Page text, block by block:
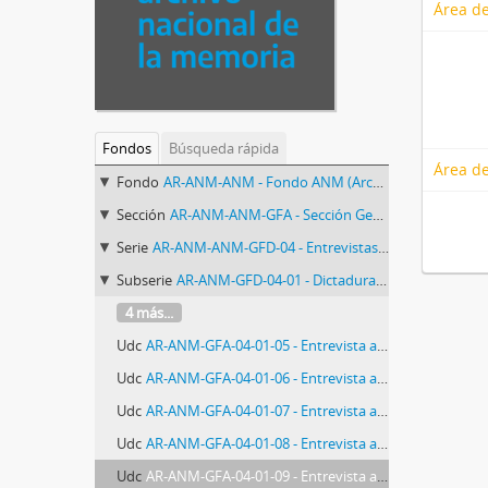
Fondos
Búsqueda rápida
Fondo AR-ANM-ANM - Fondo ANM (Archivo Nacional de la Memoria)
Sección AR-ANM-ANM-GFA - Sección Gestión de Fondos Audiovisuales del ANM
Serie AR-ANM-ANM-GFD-04 - Entrevistas Archivo Oral
Subserie AR-ANM-GFD-04-01 - Dictadura: a 30 años del Golpe
4 más...
Udc AR-ANM-GFA-04-01-05 - Entrevista a Dora BARRANCOS
Udc AR-ANM-GFA-04-01-06 - Entrevista a Estela CALCAGNO
Udc AR-ANM-GFA-04-01-07 - Entrevista a Andrés RIVERA
Udc AR-ANM-GFA-04-01-08 - Entrevista a Daniel FEIRESTEIN
Udc AR-ANM-GFA-04-01-09 - Entrevista a Mabel GRIMBERG
Área
Área